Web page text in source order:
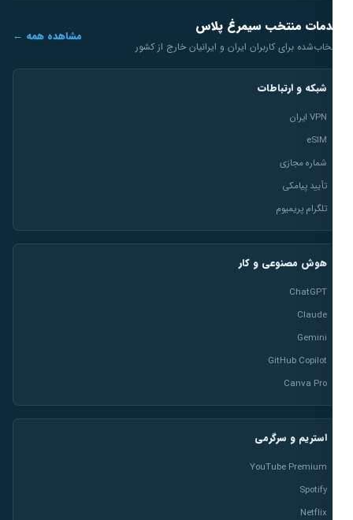
منتخب سیمرغ پلاس
برای کاربران ایران و ایرانیان خارج از کشور
مشاهده همه ←
شبکه و ارتباطات
شماره مجازی
تأیید پیامکی
تلگرام پریمیوم
هوش مصنوعی و کار
ChatGPT
Claude
Gemini
GitHub Copilot
Canva Pro
استریم و سرگرمی
YouTube Premium
Spotify
Netflix